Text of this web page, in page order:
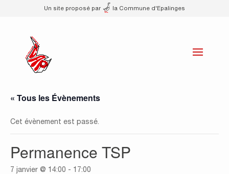
Un site proposé par la Commune d'Epalinges
« Tous les Évènements
Cet évènement est passé.
Permanence TSP
7 janvier @ 14:00 - 17:00